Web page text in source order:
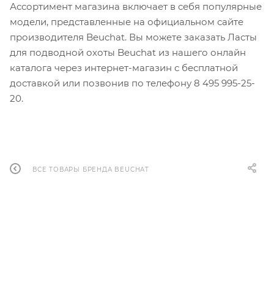
Ассортимент магазина включает в себя популярные
модели, представленные на официальном сайте
производителя Beuchat. Вы можете заказать Ласты
для подводной охоты Beuchat из нашего онлайн
каталога через интернет-магазин с бесплатной
доставкой или позвонив по телефону 8 495 995-25-
20​.
ВСЕ ТОВАРЫ БРЕНДА BEUCHAT